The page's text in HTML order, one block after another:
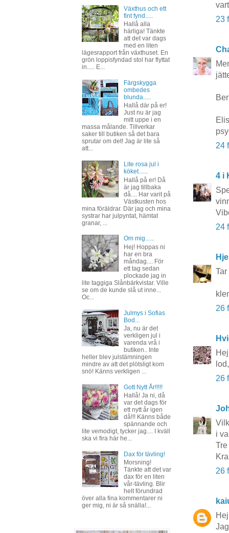
23
24
4 i
24
26
26
i
26
Hej
Växthus och ett
fint fynd.....
Hallå alla
härliga! Tänkte
att det var dags
med en liten
lägesrapport från växthuset. En
grön loppisfyndad stol har flyttat
in..... E...
Färgskygga
ombedes
blunda.....
Hallå där på er!
Just nu är jag
mitt uppe i en
massa målande. Tillverkar
saker till butiken så det bara
sprutar om det! Jag är lite så
att...
Lite rosa jul i
köket......
Hallå på er! Då
är jag tillbaka
då.... Har varit på
Västkusten hos
mina föräldrar. Där jag och mina
systrar har julpyntat, hämtat
granar, ...
Om mig......
Hej! Hoppas ni
har en bra
måndag.... För
ett tag sedan
plockade jag in
lite taggiga Slånbärkvistar. Ville
se om de kunde slå ut inne...
Oc...
Julmys i Sofias
Bod...
Ja, nu är det
verkligen jul i
varenda vrå i
butiken.. Inte
heller blev julstämningen
mindre av att det plötsligt kom
snö! Känns verkligen ...
Gott Nytt År!!!!!
Hallå! Ja ni, då
var det dags för
ett nytt år igen
då!!! Känns både
spännande och
lite vemodigt, tycker jag.... I kväll
ska vi fira här he...
Dax för tävling!
Morsning!
Tänkte att det var
dax för en liten
vår-tävling. Blir
helt förundrad
över alla fina kommentarer ni
ger mig, ni är så snälla!...